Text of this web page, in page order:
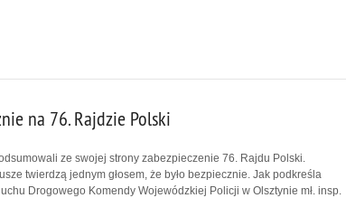
na 76. Rajdzie Polski
ze swojej strony zabezpieczenie 76. Rajdu Polski.
twierdzą jednym głosem, że było bezpiecznie. Jak podkreśla
Drogowego Komendy Wojewódzkiej Policji w Olsztynie mł. insp.